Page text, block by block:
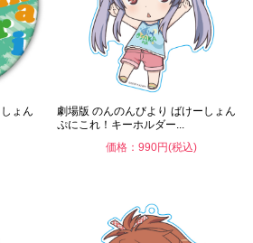
しょん
劇場版 のんのんびより ばけーしょん
ぷにこれ！キーホルダー...
価格：990円(税込)